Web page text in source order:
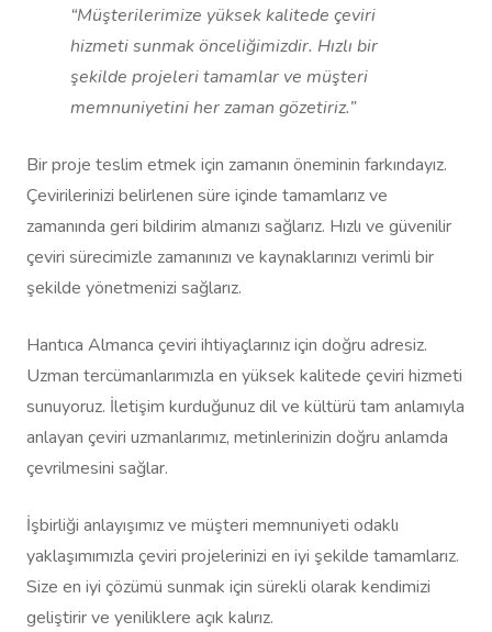
“Müşterilerimize yüksek kalitede çeviri
hizmeti sunmak önceliğimizdir. Hızlı bir
şekilde projeleri tamamlar ve müşteri
memnuniyetini her zaman gözetiriz.”
Bir proje teslim etmek için zamanın öneminin farkındayız.
Çevirilerinizi belirlenen süre içinde tamamlarız ve
zamanında geri bildirim almanızı sağlarız. Hızlı ve güvenilir
çeviri sürecimizle zamanınızı ve kaynaklarınızı verimli bir
şekilde yönetmenizi sağlarız.
Hantıca Almanca çeviri ihtiyaçlarınız için doğru adresiz.
Uzman tercümanlarımızla en yüksek kalitede çeviri hizmeti
sunuyoruz. İletişim kurduğunuz dil ve kültürü tam anlamıyla
anlayan çeviri uzmanlarımız, metinlerinizin doğru anlamda
çevrilmesini sağlar.
İşbirliği anlayışımız ve müşteri memnuniyeti odaklı
yaklaşımımızla çeviri projelerinizi en iyi şekilde tamamlarız.
Size en iyi çözümü sunmak için sürekli olarak kendimizi
geliştirir ve yeniliklere açık kalırız.